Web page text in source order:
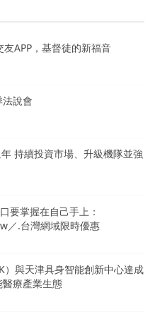
友APP，基督徒的新福音
說會
持續投資市場、升級機隊並強
要掌握在自己手上：
／.台灣網域限時優惠
）與天津具身智能創新中心達成
療產業生態